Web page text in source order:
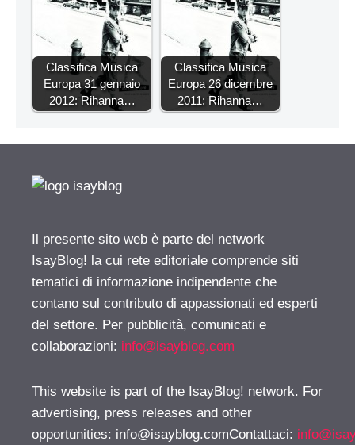
Classifica Musica
Europa 31 gennaio
2012: Rihanna…
Classifica Musica
Europa 26 dicembre
2011: Rihanna…
Il presente sito web è parte del network
IsayBlog! la cui rete editoriale comprende siti
tematici di informazione indipendente che
contano sul contributo di appassionati ed esperti
del settore. Per pubblicità, comunicati e
collaborazioni: info@isayblog.com
This website is part of the IsayBlog! network. For
advertising, press releases and other
opportunities: info@isayblog.comContattaci: